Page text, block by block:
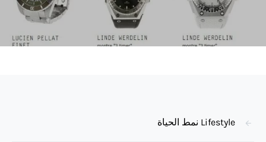
Lifestyle نمط الحياة